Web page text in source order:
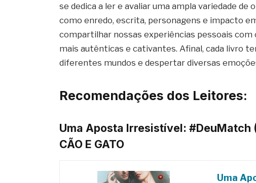
se dedica a ler e avaliar uma ampla variedade
como enredo, escrita, personagens e impacto
compartilhar nossas experiências pessoais
mais autênticas e cativantes. Afinal, cada livro
diferentes mundos e despertar diversas
Recomendações dos Leitores:
Uma Aposta Irresistível: #DeuMatch
CÃO E GATO
Uma